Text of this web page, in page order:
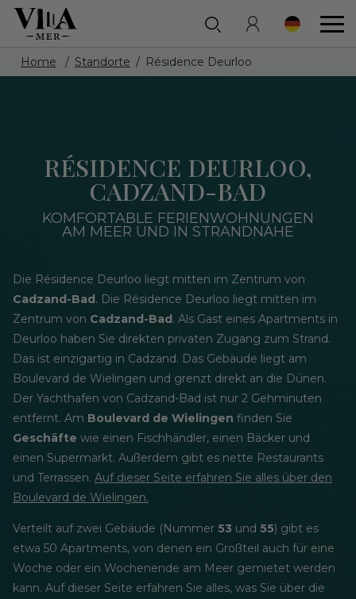
Home Standorte Résidence Deurloo
RÉSIDENCE DEURLOO,
CADZAND-BAD
KOMFORTABLE FERIENWOHNUNGEN
AM MEER UND IN STRANDNÄHE
Die Résidence Deurloo liegt mitten im Zentrum von
Cadzand-Bad. Die Résidence Deurloo liegt mitten im
Zentrum von Cadzand-Bad. Als Gast eines Apartments in
Deurloo haben Sie direkten privaten Zugang zum Strand.
Das ist einzigartig in Cadzand. Das Gebäude liegt am
Boulevard de Wielingen und grenzt direkt an die Dünen.
Der Yachthafen von Cadzand-Bad ist nur 2 Gehminuten
entfernt. Am Boulevard de Wielingen finden Sie
Geschäfte wie einen Fischhändler, einen Bäcker und
einen Supermarkt. Außerdem gibt es nette Restaurants
und Terrassen. Auf dieser Seite erfahren Sie alles über den
Boulevard de Wielingen.
Verteilt auf zwei Gebäude (Nummer 53 und 55) gibt es
etwa 50 Apartments, von denen ein Großteil auch für eine
Woche oder ein Wochenende am Meer gemietet werden
kann. Auf dieser Seite erfahren Sie alles, was Sie über die